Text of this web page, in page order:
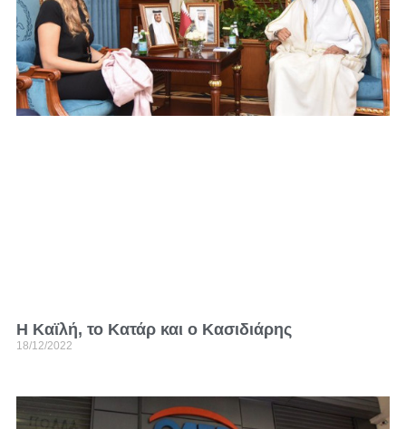
Η Καϊλή, το Κατάρ και ο Κασιδιάρης
18/12/2022